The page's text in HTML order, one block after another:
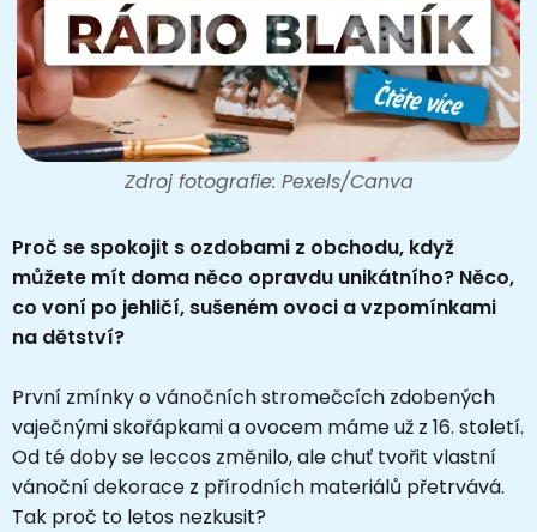
Zdroj fotografie: Pexels/Canva
Proč se spokojit s ozdobami z obchodu, když
můžete mít doma něco opravdu unikátního? Něco,
co voní po jehličí, sušeném ovoci a vzpomínkami
na dětství?
První zmínky o vánočních stromečcích zdobených
vaječnými skořápkami a ovocem máme už z 16. století.
Od té doby se leccos změnilo, ale chuť tvořit vlastní
vánoční dekorace z přírodních materiálů přetrvává.
Tak proč to letos nezkusit?